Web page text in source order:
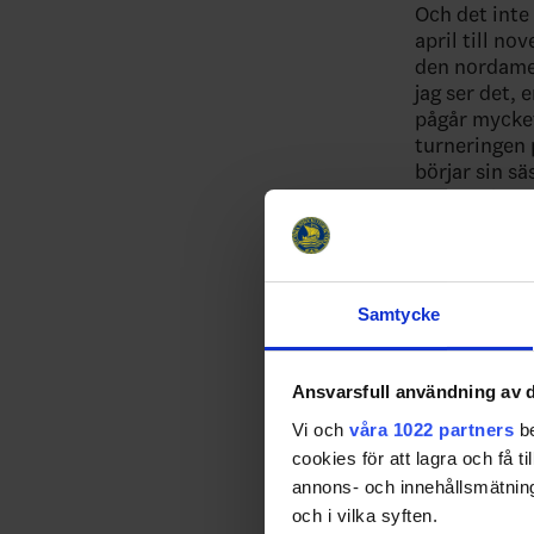
Samtycke
Ansvarsfull användning av
Vi och våra 1022 partners
cookies för att lagra och få
annons- och
och i vilka syften.
Och det
april till
den
jag ser det,
pågår
turneringen
börjar sin
fortsatt kan
I den
Men
hur
framöver.